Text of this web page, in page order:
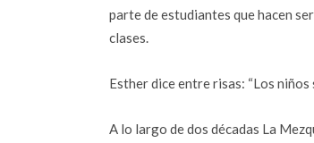
parte de estudiantes que hacen
clases.
Esther dice entre risas: “Los niños
A lo largo de dos décadas La